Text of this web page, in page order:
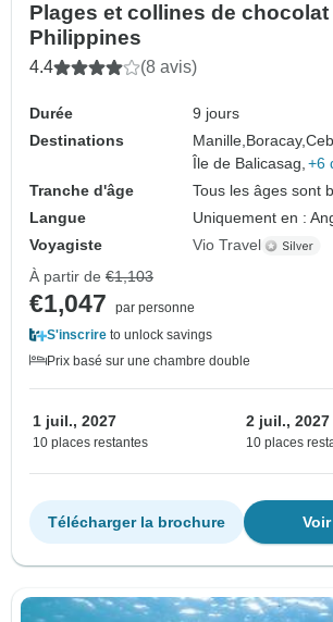
Plages et collines de chocolat
Philippines
4.4 (8 avis)
Durée
9 jours
Destinations
Manille, Boracay,
Île de Balicasag, +6
Tranche d'âge
Tous les âges sont
Langue
Uniquement en :
Voyagiste
Vio Travel
À partir de €1,103
€1,047
par personne
S'inscrire to unlock savings
Prix basé sur une chambre double
1 juil., 2027
10 places restantes
2 juil., 2027
10 places
Télécharger la brochure